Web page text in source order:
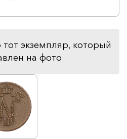
экземпляр, который
на фото